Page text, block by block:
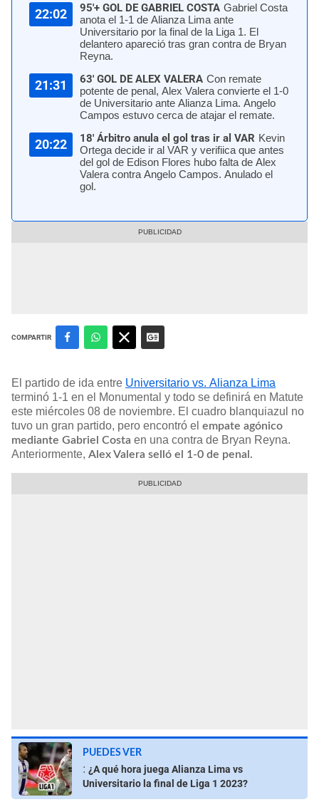
22:02 95'+ GOL DE GABRIEL COSTA Gabriel Costa
anota el 1-1 de Alianza Lima ante
Universitario por la final de la Liga 1. El
delantero apareció tras gran contra de Bryan
Reyna.
21:31 63' GOL DE ALEX VALERA Con remate
potente de penal, Alex Valera convierte el 1-0
de Universitario ante Alianza Lima. Angelo
Campos estuvo cerca de atajar el remate.
20:22 18' Árbitro anula el gol tras ir al VAR Kevin
Ortega decide ir al VAR y verifiica que antes
del gol de Edison Flores hubo falta de Alex
Valera contra Angelo Campos. Anulado el
gol.
COMPARTIR
El partido de ida entre Universitario vs. Alianza Lima
terminó 1-1 en el Monumental y todo se definirá en Matute
este miércoles 08 de noviembre. El cuadro blanquiazul no
tuvo un gran partido, pero encontró el empate agónico
mediante Gabriel Costa en una contra de Bryan Reyna.
Anteriormente, Alex Valera selló el 1-0 de penal.
PUEDES VER
: ¿A qué hora juega Alianza Lima vs
Universitario la final de Liga 1 2023?